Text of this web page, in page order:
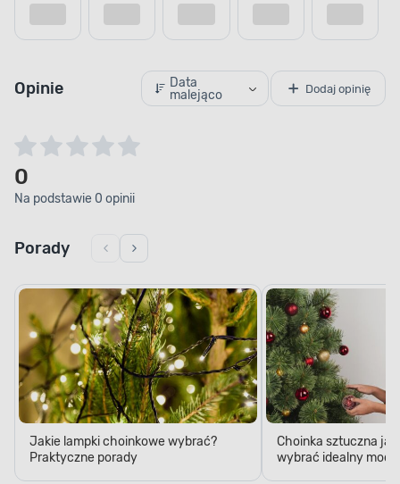
malejąco
Dodaj opinię
0
Na podstawie 0 opinii
Jakie lampki choinkowe wybrać?
Praktyczne porady
Choinka sztuczna
wybrać idealny